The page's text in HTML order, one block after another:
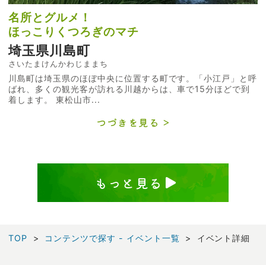
名所とグルメ！
ほっこりくつろぎのマチ
埼玉県川島町
さいたまけんかわじままち
川島町は埼玉県のほぼ中央に位置する町です。「小江戸」と呼
ばれ、多くの観光客が訪れる川越からは、車で15分ほどで到
着します。 東松山市...
つづきを見る
もっと見る
TOP コンテンツで探す - イベント一覧 イベント詳細